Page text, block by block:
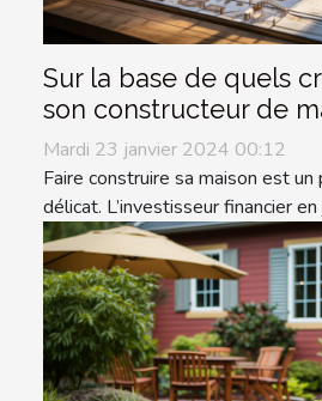
Sur la base de quels
son constructeur de
Mardi 23 janvier 2024 00:12
Faire construire sa maison est
délicat. L’investisseur financier en